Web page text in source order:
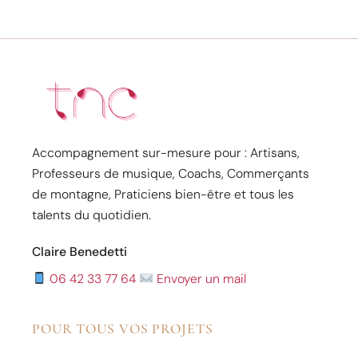
Accompagnement sur-mesure pour : Artisans,
Professeurs de musique, Coachs, Commerçants
de montagne, Praticiens bien-être et tous les
talents du quotidien.
Claire Benedetti
06 42 33 77 64
Envoyer un mail
POUR TOUS VOS PROJETS